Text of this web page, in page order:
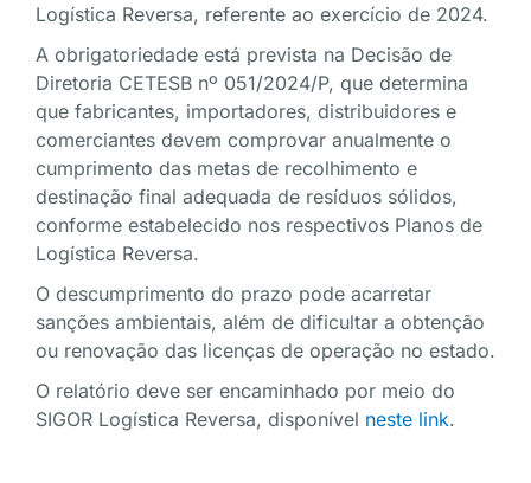
Logística Reversa, referente ao exercício de 2024.
A obrigatoriedade está prevista na Decisão de
Diretoria CETESB nº 051/2024/P, que determina
que fabricantes, importadores, distribuidores e
comerciantes devem comprovar anualmente o
cumprimento das metas de recolhimento e
destinação final adequada de resíduos sólidos,
conforme estabelecido nos respectivos Planos de
Logística Reversa.
O descumprimento do prazo pode acarretar
sanções ambientais, além de dificultar a obtenção
ou renovação das licenças de operação no estado.
O relatório deve ser encaminhado por meio do
SIGOR Logística Reversa, disponível neste link.